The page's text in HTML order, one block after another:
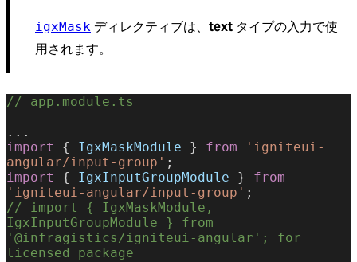
igxMask ディレクティブは、 text タイプの入力で使
用されます。
// app.module.ts
...
import
{ IgxMaskModule } from 'igniteui-
angular/input-group' ;
import
{ IgxInputGroupModule } from
'igniteui-angular/input-group' ;
// import { IgxMaskModule,
IgxInputGroupModule } from
'@infragistics/igniteui-angular'; for
licensed package